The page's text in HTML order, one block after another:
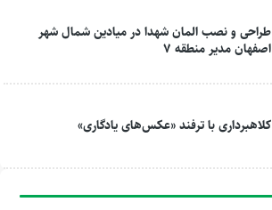
طراحی و نصب المان شهدا در میادین شمال شهر
اصفهان مدیر منطقه ۷
کلاهبرداری با ترفند «عکس‌های یادگاری»